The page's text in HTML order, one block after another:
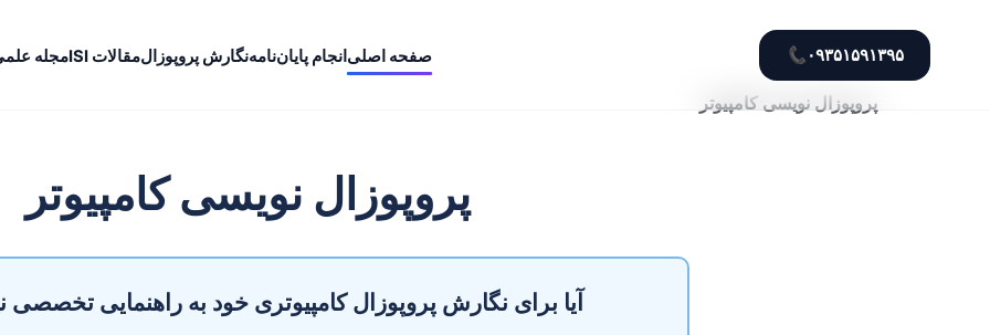
۰۹۳۵۱۵۹۱۳۹۵ 📞 صفحه اصلی انجام پایان‌نامهنگارش پروپوزالمقالات ISI مجله
پروپوزال نویسی کامپیوتر
پروپوزال نویسی کامپیوتر
آیا برای نگارش پروپوزال کامپیوتری خود به راهنمایی تخصصی